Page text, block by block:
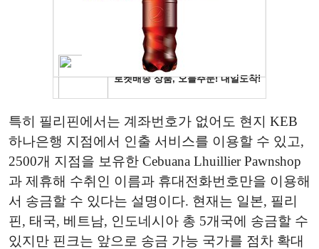
특히 필리핀에서는 계좌번호가 없어도 현지 KEB
하나은행 지점에서 인출 서비스를 이용할 수 있고,
2500개 지점을 보유한 Cebuana Lhuillier Pawnshop
과 제휴해 수취인 이름과 휴대전화번호만을 이용해
서 송금할 수 있다는 설명이다. 현재는 일본, 필리
핀, 태국, 베트남, 인도네시아 총 5개국에 송금할 수
있지만 핀크는 앞으로 송금 가능 국가를 점차 확대